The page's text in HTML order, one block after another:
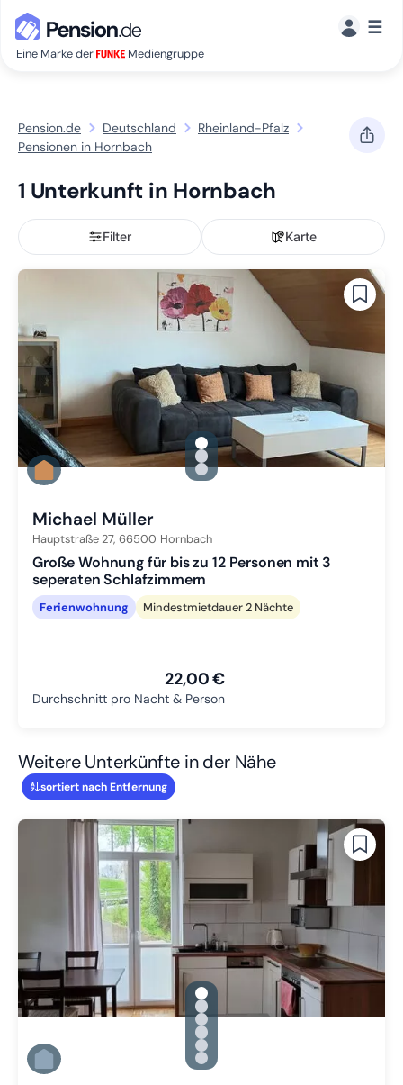
Eine Marke der Mediengruppe
☰
Pension.de Deutschland
Rheinland-Pfalz
Pensionen in Hornbach
1 Unterkunft in Hornbach
Filter Karte
gallery.slide_selector
Zu Slide 1 wechseln
Zu Slide 2 wechseln
Zu Slide 3 wechseln
Michael Müller
Hauptstraße 27, 66500 Hornbach
Große Wohnung für bis zu 12 Personen mit 3
seperaten Schlafzimmern
Ferienwohnung Mindestmietdauer 2 Nächte
22,00 €
Durchschnitt pro Nacht & Person
Weitere Unterkünfte in der Nähe
sortiert nach Entfernung
gallery.slide_selector
Zu Slide 1 wechseln
Zu Slide 2 wechseln
Zu Slide 3 wechseln
Zu Slide 4 wechseln
Zu Slide 5 wechseln
Zu Slide 6 wechseln